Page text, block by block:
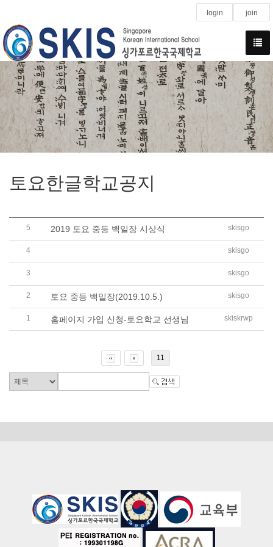
login join
토요한글학교공지
5 2019 토요 중등 백일장 시상식 skisgo
4 토요한글학교 재학생 2020학년도 1학기 수업료 ..skisgo
3 2019년 나의 꿈 발표대회 싱가포르 한국국제학교..
skisgo
2 토요 중등 백일장(2019.10.5.) skisgo
1 홈페이지 가입 신청-토요학교 선생님 skiskrwp
11